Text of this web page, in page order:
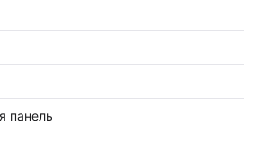
панель